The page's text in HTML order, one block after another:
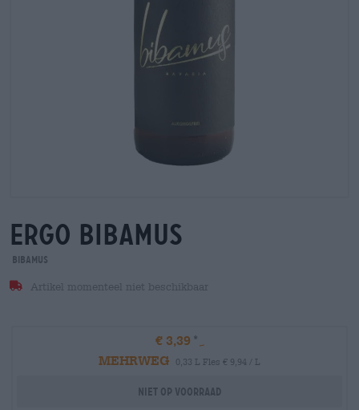
ergo bibamus
Bibamus
Artikel momenteel niet beschikbaar
€ 3,39
MEHRWEG
0,33 L Fles € 9,94 / L
Niet op voorraad